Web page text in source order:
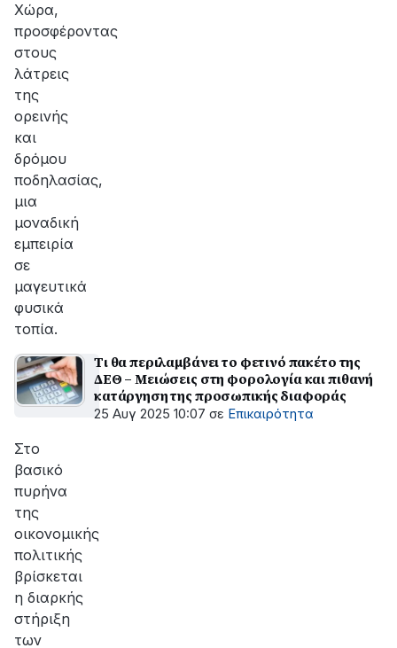
Χώρα,
προσφέροντας
στους
λάτρεις
της
ορεινής
και
δρόμου
ποδηλασίας,
μια
μοναδική
εμπειρία
σε
μαγευτικά
φυσικά
τοπία.
Tι θα περιλαμβάνει το φετινό πακέτο της
ΔΕΘ – Μειώσεις στη φορολογία και πιθανή
κατάργηση της προσωπικής διαφοράς
25 Αυγ 2025 10:07 σε Επικαιρότητα
Στο
βασικό
πυρήνα
της
οικονομικής
πολιτικής
βρίσκεται
η διαρκής
στήριξη
των